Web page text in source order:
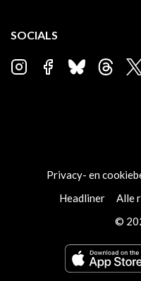
SOCIALS
Privacy- en
Headliner
Alle
©